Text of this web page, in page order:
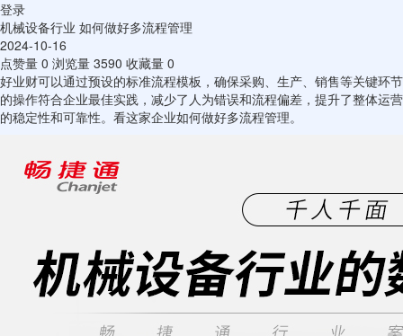
登录
机械设备行业 如何做好多流程管理
2024-10-16
点赞量 0 浏览量 3590 收藏量 0
好业财可以通过预设的标准流程模板，确保采购、生产、销售等关键环节
的操作符合企业最佳实践，减少了人为错误和流程偏差，提升了整体运营
的稳定性和可靠性。看这家企业如何做好多流程管理。